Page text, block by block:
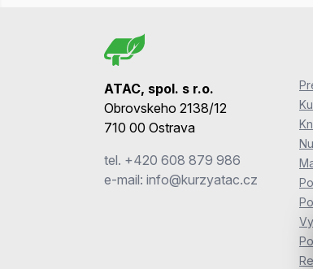
ATAC, spol. s r.o.
Obrovskeho 2138/12
710 00 Ostrava
tel. +420 608 879 986
e-mail: info@kurzyatac.cz